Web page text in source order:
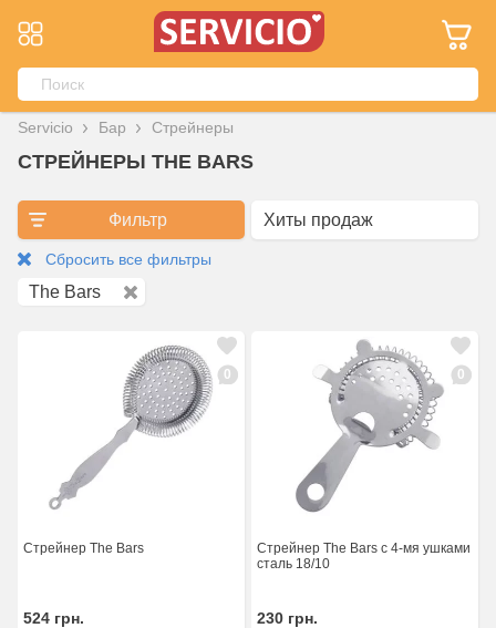
Servicio Бар Стрейнеры
СТРЕЙНЕРЫ THE BARS
Фильтр
Сбросить все фильтры
The Bars
0
Стрейнер The Bars
524 грн.
0
Стрейнер The Bars с 4-мя ушками
сталь 18/10
230 грн.